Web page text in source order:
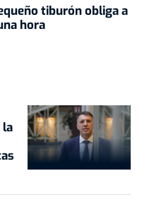
tiburón obliga a
hora
la